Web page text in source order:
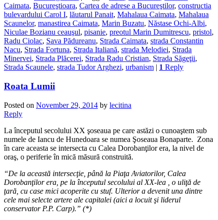
Caimata, Bucureştioara, Cartea de adrese a Bucureştilor, constructia
bulevardului Carol I, lăutarul Panait, Mahalaua Caimata, Mahalaua
Scaunelor, manastirea Caimata, Marin Buzatu, Năstase Ochi-Albi,
Niculae Bozianu ceauşul, pisanie, preotul Marin Dumitrescu, pristol,
Radu Ciolac, Sava Pădureanu, Strada Caimata, strada Constantin
Nacu, Strada Fortuna, Strada Italiană, strada Melodiei, Strada
Minervei, Strada Plăcerei, Strada Radu Cristian, Strada Săgeţii,
Strada Scaunele, strada Tudor Arghezi, urbanism | 1 Reply
Roata Lumii
Posted on November 29, 2014 by lecitina
Reply
La începutul secolului XX şoseaua pe care astăzi o cunoaştem sub
numele de Iancu de Hunedoara se numea Şoseaua Bonaparte. Zona
în care aceasta se intersecta cu Calea Dorobanţilor era, la nivel de
oraş, o periferie în mică măsură construită.
“De la această intersecţie, până la Piaţa Aviatorilor, Calea
Dorobanţilor era, pe la începutul secolului al XX-lea , o uliţă de
ţară, cu case mici acoperite cu stuf. Ulterior a devenit una dintre
cele mai selecte artere ale capitalei (aici a locuit şi liderul
conservator P.P. Carp).” (*)